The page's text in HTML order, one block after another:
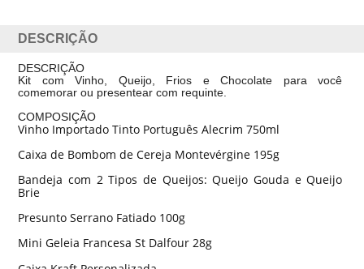
DESCRIÇÃO
DESCRIÇÃO
Kit com Vinho, Queijo, Frios e Chocolate para você
comemorar ou presentear com requinte.
COMPOSIÇÃO
Vinho Importado Tinto Português Alecrim 750ml
Caixa de Bombom de Cereja Montevérgine 195g
Bandeja com 2 Tipos de Queijos: Queijo Gouda e Queijo
Brie
Presunto Serrano Fatiado 100g
Mini Geleia Francesa St Dalfour 28g